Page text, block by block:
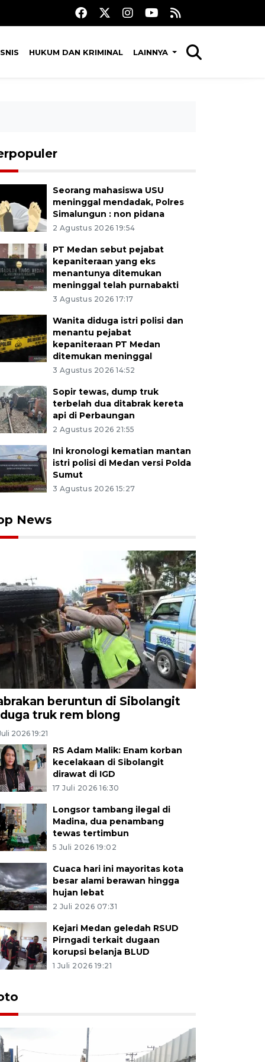
HUKUM DAN KRIMINAL LAINNYA
Seorang mahasiswa USU
meninggal mendadak, Polres
Simalungun : non pidana
2 Agustus 2026 19:54
PT Medan sebut pejabat
kepaniteraan yang eks
menantunya ditemukan
meninggal telah purnabakti
3 Agustus 2026 17:17
Wanita diduga istri polisi dan
menantu pejabat
kepaniteraan PT Medan
ditemukan meninggal
3 Agustus 2026 14:52
Sopir tewas, dump truk
terbelah dua ditabrak kereta
api di Perbaungan
2 Agustus 2026 21:55
Ini kronologi kematian mantan
istri polisi di Medan versi Polda
Sumut
3 Agustus 2026 15:27
News
beruntun di Sibolangit
truk rem blong
2026 19:21
RS Adam Malik: Enam korban
kecelakaan di Sibolangit
dirawat di IGD
17 Juli 2026 16:30
Longsor tambang ilegal di
Madina, dua penambang
tewas tertimbun
5 Juli 2026 19:02
Cuaca hari ini mayoritas kota
besar alami berawan hingga
hujan lebat
2 Juli 2026 07:31
Kejari Medan geledah RSUD
Pirngadi terkait dugaan
korupsi belanja BLUD
1 Juli 2026 19:21